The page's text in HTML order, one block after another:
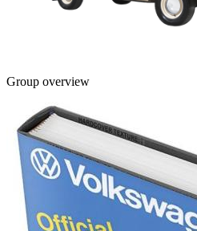
Group overview